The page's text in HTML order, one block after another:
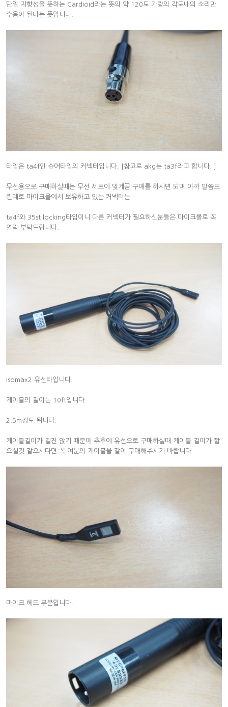
단일 지향성을 뜻하는 Cardioid라는 뜻의 약 120도 가량의 각도내의 소리만
수음이 된다는 뜻입니다.
타입은 ta4f인 슈어타입의 커넥터입니다. [참고로 akg는 ta3f라고 합니다. ]
무선용으로 구매하실때는 무선 세트에 맞게끔 구매를 하시면 되며 아까 말씀드
린데로 마이크몰에서 보유하고 있는 커넥터는
ta4f와 35st locking타입이니 다른 커넥터가 필요하신분들은 마이크몰로 꼭
연락 부탁드립니다.
Isomax2 유선타입니다.
케이블의 길이는 10ft입니다.
2.5m정도 됩니다.
케이블길이가 길진 않기 때문에 추후에 유선으로 구매하실때 케이블 길이가 짧
으실것 같으시다면 꼭 여분의 케이블을 같이 구매해주시기 바랍니다.
마이크 헤드 부분입니다.